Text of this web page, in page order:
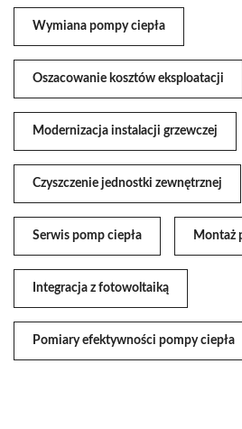
Wymiana pompy ciepła
Oszacowanie kosztów eksploatacji
Modernizacja instalacji grzewczej
Czyszczenie jednostki zewnętrznej
Serwis pomp ciepła Montaż
Integracja z fotowoltaiką
Pomiary efektywności pompy ciepła